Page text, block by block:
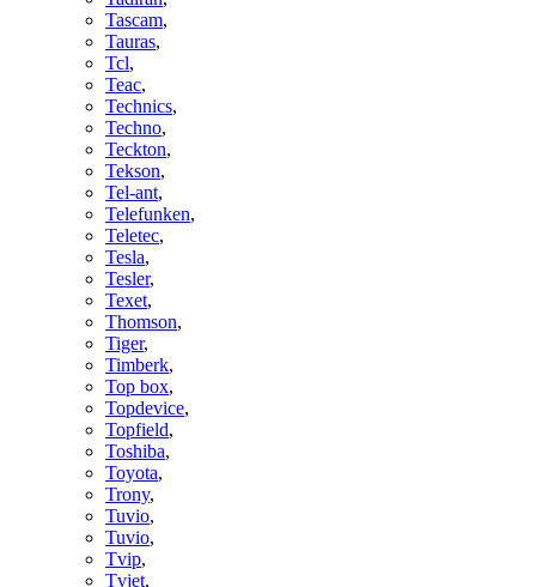
Tascam,
Tauras,
Tcl,
Teac,
Technics,
Techno,
Teckton,
Tekson,
Tel-ant,
Telefunken,
Teletec,
Tesla,
Tesler,
Texet,
Thomson,
Tiger,
Timberk,
Top box,
Topdevice,
Topfield,
Toshiba,
Toyota,
Trony,
Tuvio,
Tuvio,
Tvip,
Tvjet,